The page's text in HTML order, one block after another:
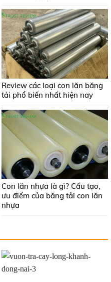
Review các loại con lăn băng
tải phổ biến nhất hiện nay
Con lăn nhựa là gì? Cấu tạo,
ưu điểm của băng tải con lăn
nhựa